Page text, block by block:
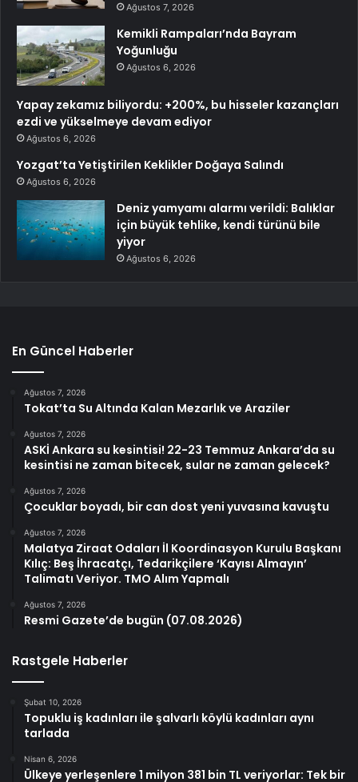
Ağustos 7, 2026
Kemikli Rampaları’nda Bayram
Yoğunluğu
Ağustos 6, 2026
Yapay zekamız biliyordu: +200%, bu hisseler kazançları
ezdi ve yükselmeye devam ediyor
Ağustos 6, 2026
Yozgat’ta Yetiştirilen Keklikler Doğaya Salındı
Ağustos 6, 2026
Deniz yamyamı alarmı verildi: Balıklar
için büyük tehlike, kendi türünü bile
yiyor
Ağustos 6, 2026
En Güncel Haberler
Ağustos 7, 2026
Tokat’ta Su Altında Kalan Mezarlık ve Araziler
Ağustos 7, 2026
ASKİ Ankara su kesintisi! 22-23 Temmuz Ankara’da su
kesintisi ne zaman bitecek, sular ne zaman gelecek?
Ağustos 7, 2026
Çocuklar boyadı, bir can dost yeni yuvasına kavuştu
Ağustos 7, 2026
Malatya Ziraat Odaları İl Koordinasyon Kurulu Başkanı
Kılıç: Beş İhracatçı, Tedarikçilere ‘Kayısı Almayın’
Talimatı Veriyor. TMO Alım Yapmalı
Ağustos 7, 2026
Resmi Gazete’de bugün (07.08.2026)
Rastgele Haberler
Şubat 10, 2026
Topuklu iş kadınları ile şalvarlı köylü kadınları aynı
tarlada
Nisan 6, 2026
Ülkeye yerleşenlere 1 milyon 381 bin TL veriyorlar: Tek bir